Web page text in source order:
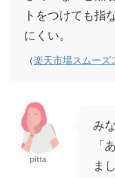
トをつけても指
にくい。
（楽天市場スムーズ
pitta
み
「
ま